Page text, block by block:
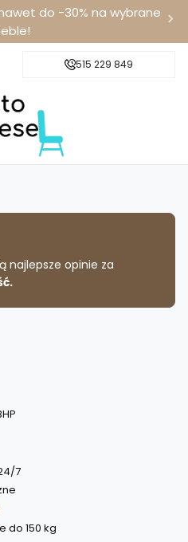
do -30% na wybrane
Darmowa dostawa od 100 zł
515 229 849
najlepsze opinie za
7
do 150 kg